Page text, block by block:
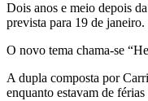
Dois anos e meio depois
prevista para 19 de janeiro.
O novo tema chama-se
A dupla composta por
enquanto estavam de